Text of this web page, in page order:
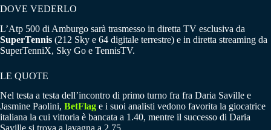
DOVE VEDERLO
L’Atp 500 di Amburgo sarà trasmesso in diretta TV esclusiva da
SuperTennis (212 Sky e 64 digitale terrestre) e in diretta streaming da
SuperTenniX, Sky Go e TennisTV.
LE QUOTE
Nel testa a testa dell’incontro di primo turno fra fra Daria Saville e
Jasmine Paolini, BetFlag e i suoi analisti vedono favorita la giocatrice
italiana la cui vittoria è bancata a 1.40, mentre il successo di Daria